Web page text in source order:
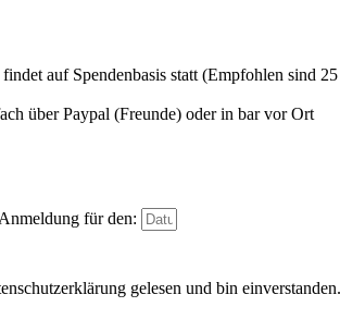
auf Spendenbasis statt (Empfohlen sind 25
über Paypal (Freunde) oder in bar vor Ort
für den:
gelesen und bin einverstanden.